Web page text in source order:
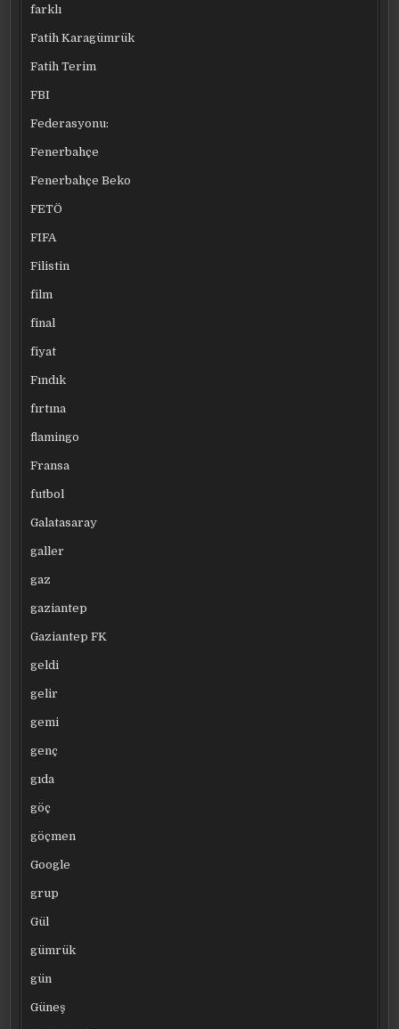
farklı
Fatih Karagümrük
Fatih Terim
FBI
Federasyonu:
Fenerbahçe
Fenerbahçe Beko
FETÖ
FIFA
Filistin
film
final
fiyat
Fındık
fırtına
flamingo
Fransa
futbol
Galatasaray
galler
gaz
gaziantep
Gaziantep FK
geldi
gelir
gemi
genç
gıda
göç
göçmen
Google
grup
Gül
gümrük
gün
Güneş